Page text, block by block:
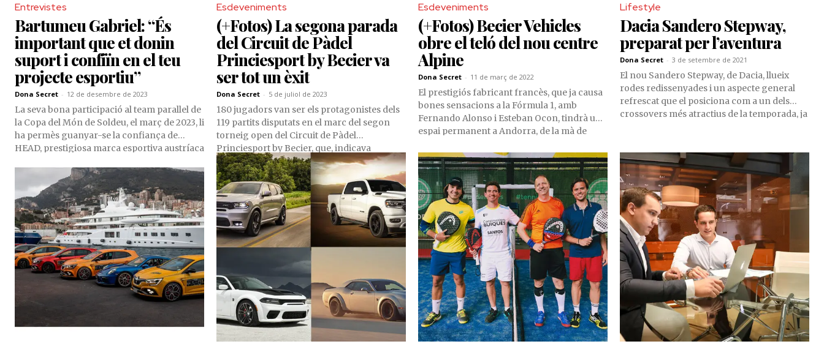
Entrevistes
Bartumeu Gabriel: “És
important que et donin
suport i confiïn en el teu
projecte esportiu”
Dona Secret - 12 de desembre de 2023
La seva bona participació al team parallel de
la Copa del Món de Soldeu, el març de 2023, li
ha permès guanyar-se la confiança de
HEAD, prestigiosa marca esportiva austríaca
durant la pròxima temporada, un cicle en
què també comptarà amb el patrocini del
Grup Becier, que expandeix la seva
responsabilitat social empresarial a l’àmbit
esportiu. Després d’un inici de
pretemporada favorable a l’Argentina,
l’esquiador de 23 anys es prepara per a nous
reptes en gegant i eslàlom, tot i que no
descarta provar-se en la modalitat de
Esdeveniments
(+Fotos) La segona parada
del Circuit de Pàdel
Princiesport by Becier va
ser tot un èxit
Dona Secret - 5 de juliol de 2023
180 jugadors van ser els protagonistes dels
119 partits disputats en el marc del segon
torneig open del Circuit de Pàdel
Princiesport by Becier, que, indicava
l’organització, és el torneig amateur
d’aquesta disciplina amb major participació
en la història d’Andorra.
Esdeveniments
(+Fotos) Becier Vehicles
obre el teló del nou centre
Alpine
Dona Secret - 11 de març de 2022
El prestigiós fabricant francès, que ja causa
bones sensacions a la Fórmula 1, amb
Fernando Alonso i Esteban Ocon, tindrà un
espai permanent a Andorra, de la mà de
diferents models de la gamma Alpine.
Lifestyle
Dacia Sandero Stepway,
preparat per l’aventura
Dona Secret - 3 de setembre de 2021
El nou Sandero Stepway, de Dacia, llueix
rodes redissenyades i un aspecte general
refrescat que el posiciona com a un dels
crossovers més atractius de la temporada, ja